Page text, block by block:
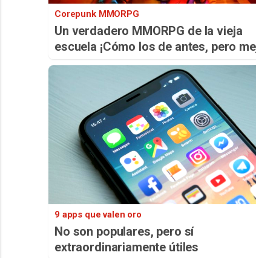
Corepunk MMORPG
Un verdadero MMORPG de la vieja
escuela ¡Cómo los de antes, pero
9 apps que valen oro
No son populares, pero sí
extraordinariamente útiles